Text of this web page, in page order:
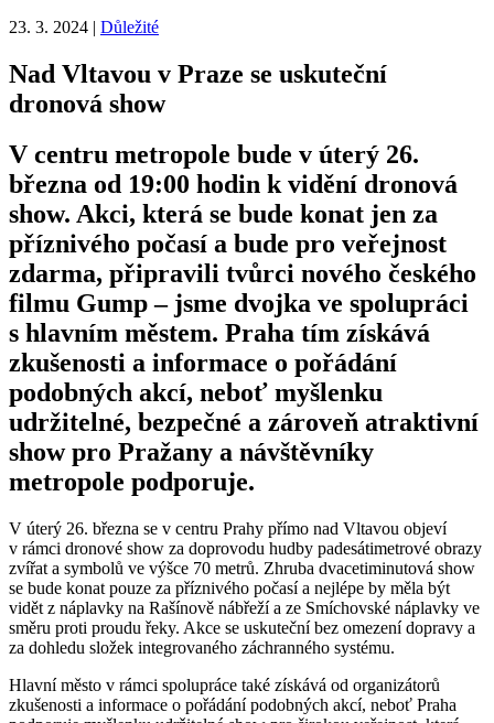
23. 3. 2024 | Důležité
Nad Vltavou v Praze se uskuteční
dronová show
V centru metropole bude v úterý 26.
března od 19:00 hodin k vidění dronová
show. Akci, která se bude konat jen za
příznivého počasí a bude pro veřejnost
zdarma, připravili tvůrci nového českého
filmu Gump – jsme dvojka ve spolupráci
s hlavním městem. Praha tím získává
zkušenosti a informace o pořádání
podobných akcí, neboť myšlenku
udržitelné, bezpečné a zároveň atraktivní
show pro Pražany a návštěvníky
metropole podporuje.
V úterý 26. března se v centru Prahy přímo nad Vltavou objeví
v rámci dronové show za doprovodu hudby padesátimetrové obrazy
zvířat a symbolů ve výšce 70 metrů. Zhruba dvacetiminutová show
se bude konat pouze za příznivého počasí a nejlépe by měla být
vidět z náplavky na Rašínově nábřeží a ze Smíchovské náplavky ve
směru proti proudu řeky. Akce se uskuteční bez omezení dopravy a
za dohledu složek integrovaného záchranného systému.
Hlavní město v rámci spolupráce také získává od organizátorů
zkušenosti a informace o pořádání podobných akcí, neboť Praha